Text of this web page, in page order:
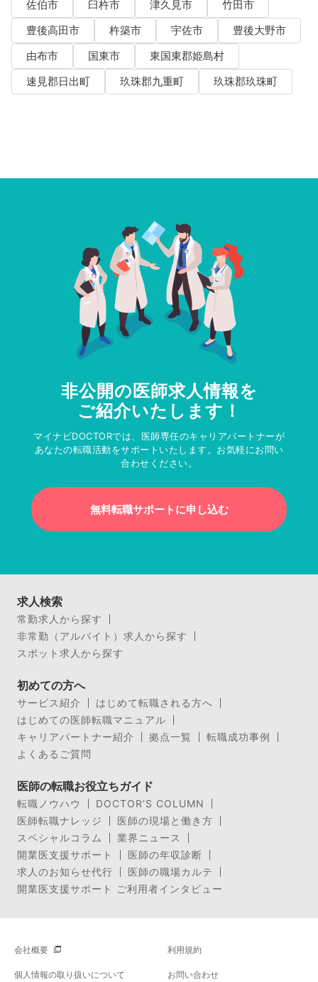
佐伯市
臼杵市 津久見市
竹田市
豊後高田市
杵築市 宇佐市
豊後大野市
由布市
国東市
東国東郡姫島村
速見郡日出町
玖珠郡九重町 玖珠郡玖珠町
非公開の医師求人情報を
ご紹介いたします！
マイナビDOCTORでは、医師専任のキャリアパートナーが
あなたの転職活動をサポートいたします。お気軽にお問い
合わせください。
無料転職サポートに申し込む
求人検索
常勤求人から探す
非常勤（アルバイト）求人から探す
スポット求人から探す
初めての方へ
サービス紹介
はじめて転職される方へ
はじめての医師転職マニュアル
キャリアパートナー紹介
拠点一覧
転職成功事例
よくあるご質問
医師の転職お役立ちガイド
転職ノウハウ
DOCTOR’S COLUMN
医師転職ナレッジ
医師の現場と働き方
スペシャルコラム
業界ニュース
開業医支援サポート
医師の年収診断
求人のお知らせ代行
医師の職場カルテ
開業医支援サポート ご利用者インタビュー
会社概要 利用規約
個人情報の取り扱いについて お問い合わせ